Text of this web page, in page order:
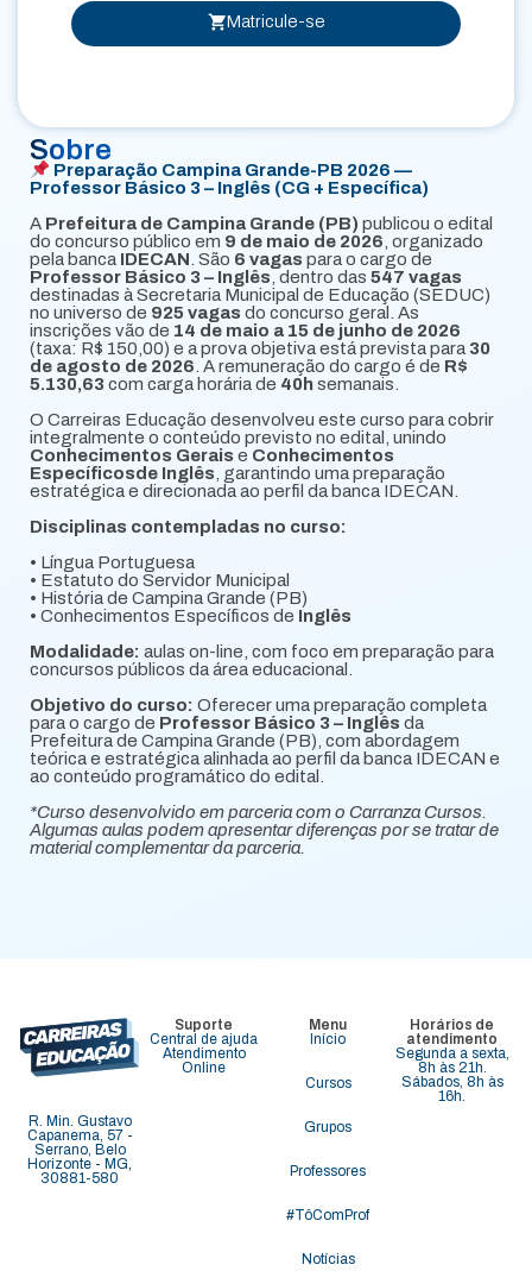
Sobre
Preparação Campina Grande-PB 2026 —
Professor Básico 3 – Inglês (CG + Específica)
A Prefeitura de Campina Grande (PB) publicou o edital
do concurso público em 9 de maio de 2026 , organizado
pela banca IDECAN . São 6 vagas para o cargo de
Professor Básico 3 – Inglês , dentro das 547 vagas
destinadas à Secretaria Municipal de Educação (SEDUC)
no universo de 925 vagas do concurso geral. As
inscrições vão de 14 de maio a 15 de junho de 2026
(taxa: R$ 150,00) e a prova objetiva está prevista para 30
de agosto de 2026 . A remuneração do cargo é de R$
5.130,63 com carga horária de 40hsemanais.
O Carreiras Educação desenvolveu este curso para cobrir
integralmente o conteúdo previsto no edital, unindo
Conhecimentos Gerais e Conhecimentos
Específicosde Inglês , garantindo uma preparação
estratégica e direcionada ao perfil da banca IDECAN.
Disciplinas contempladas no curso:
• Língua Portuguesa
• Estatuto do Servidor Municipal
• História de Campina Grande (PB)
• Conhecimentos Específicos de Inglês
Modalidade: aulas on-line, com foco em preparação para
concursos públicos da área educacional.
Objetivo do curso: Oferecer uma preparação completa
para o cargo de Professor Básico 3 – Inglês da
Prefeitura de Campina Grande (PB), com abordagem
teórica e estratégica alinhada ao perfil da banca IDECAN e
ao conteúdo programático do edital.
*Curso desenvolvido em parceria com o Carranza Cursos.
Algumas aulas podem apresentar diferenças por se tratar de
material complementar da parceria.
Matricule-se
R. Min. Gustavo
Capanema, 57 -
Serrano, Belo
Horizonte - MG,
30881-580
Suporte
Central de ajuda
Atendimento
Online
Menu
Início
Cursos
Grupos
Professores
#TôComProf
Notícias
Horários de
atendimento
Segunda a sexta,
8h às 21h.
Sábados, 8h às
16h.